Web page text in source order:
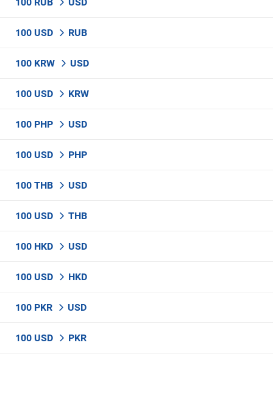
100 USD RUB
100 KRW USD
100 USD KRW
100 PHP USD
100 USD PHP
100 THB USD
100 USD THB
100 HKD USD
100 USD HKD
100 PKR USD
100 USD PKR